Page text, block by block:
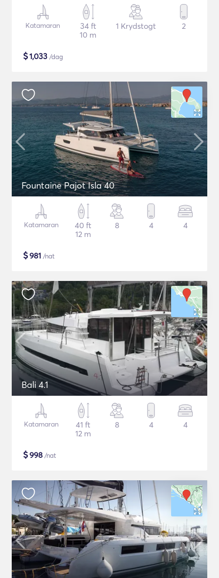
Katamaran
34 ft
10 m
1 Krydstogt 2
$1,033 /dag
Fountaine Pajot Isla 40
Katamaran
40 ft
12 m
8 4 4
$981 /nat
Bali 4.1
Katamaran
41 ft
12 m
8 4 4
$998 /nat